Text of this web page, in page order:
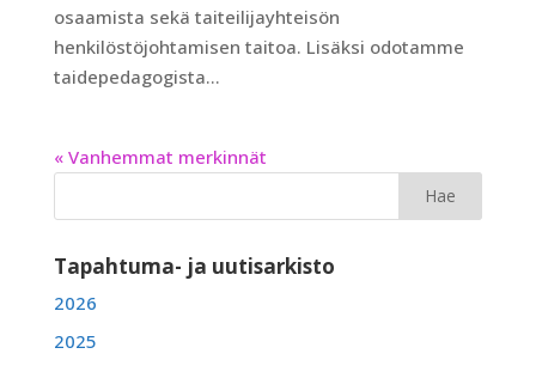
osaamista sekä taiteilijayhteisön
henkilöstöjohtamisen taitoa. Lisäksi odotamme
taidepedagogista...
« Vanhemmat merkinnät
Tapahtuma- ja uutisarkisto
2026
2025